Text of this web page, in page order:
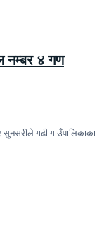
नम्बर ४ गण
गढी गाउँपालिकाका